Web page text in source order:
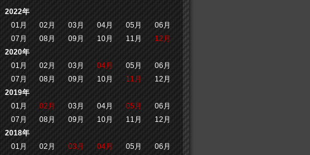
2022年
01月
02月 03月 04月 05月
06月
07月
08月 09月 10月 11月
12月
2020年
01月
02月 03月 04月 05月
06月
07月
08月 09月 10月 11月
12月
2019年
01月
02月 03月 04月 05月
06月
07月
08月 09月 10月 11月
12月
2018年
01月
02月 03月 04月 05月
06月